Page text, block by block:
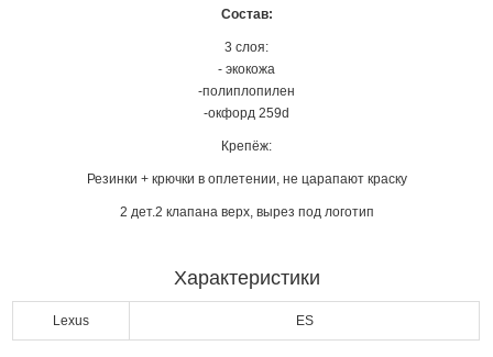
Состав:
3 слоя:
- экокожа
-полиплопилен
-окфорд 259d
Крепёж:
Резинки + крючки в оплетении, не царапают краску
2 дет.2 клапана верх, вырез под логотип
Характеристики
Lexus ES